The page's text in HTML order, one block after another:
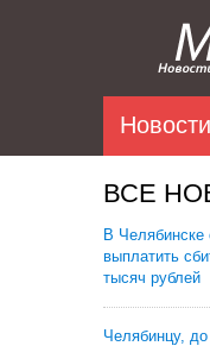
ВСЕ
В Челябинске
выплатить
тысяч рублей
Челябинцу,